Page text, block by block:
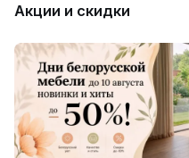
Акции и скидки